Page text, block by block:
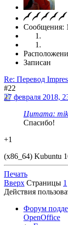
Сообщения:
Записан
Re: Перевод
#22
27 февраля 2018,
Цитата:
Спасибо!
+1
(x86_64) Kubuntu
Печать
Вверх Страницы 1
Действия
Форум
OpenOffice